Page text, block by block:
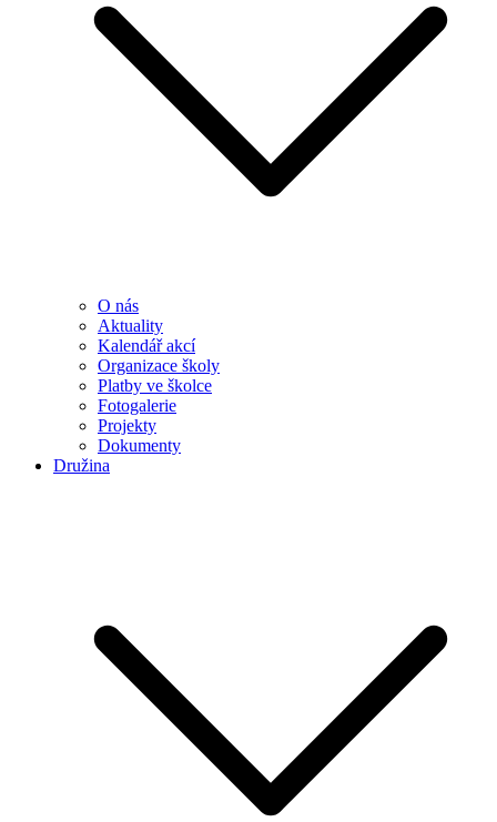
O nás
Aktuality
Kalendář akcí
Organizace školy
Platby ve školce
Fotogalerie
Projekty
Dokumenty
Družina